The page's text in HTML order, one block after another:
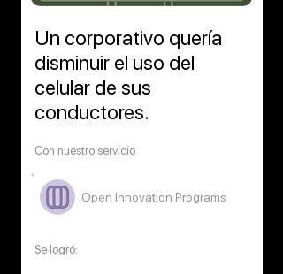
Un corporativo quería
disminuir el uso del
celular de sus
conductores.
Con nuestro servicio
Open Innovation Programs
Se logró: